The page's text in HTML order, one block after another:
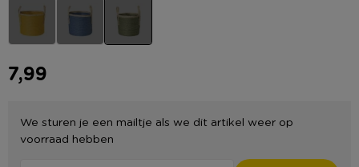
7,99
We sturen je een mailtje als we dit artikel weer op
voorraad hebben